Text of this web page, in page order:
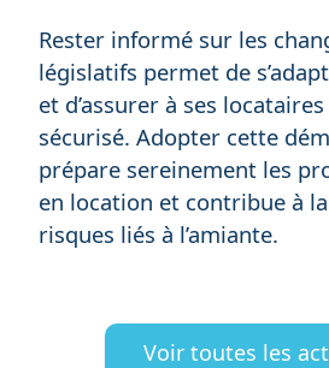
Rester informé sur les
législatifs permet de
et d’assurer à ses
sécurisé. Adopter cette
prépare sereinement les
en location et contribue à
risques liés à l’amiante.
Voir toutes les